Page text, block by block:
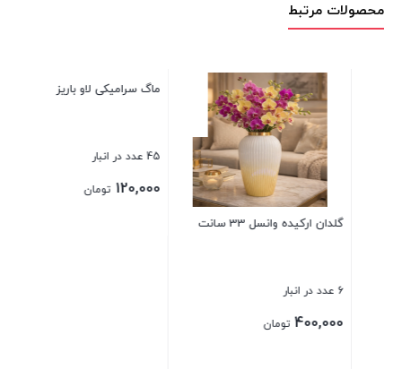
محصولات مرتبط
ماگ سرامیکی لاو باریز
45 عدد در انبار
120,000 تومان